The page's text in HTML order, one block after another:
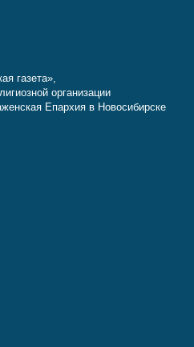
газета»,
организации
Епархия в Новосибирске